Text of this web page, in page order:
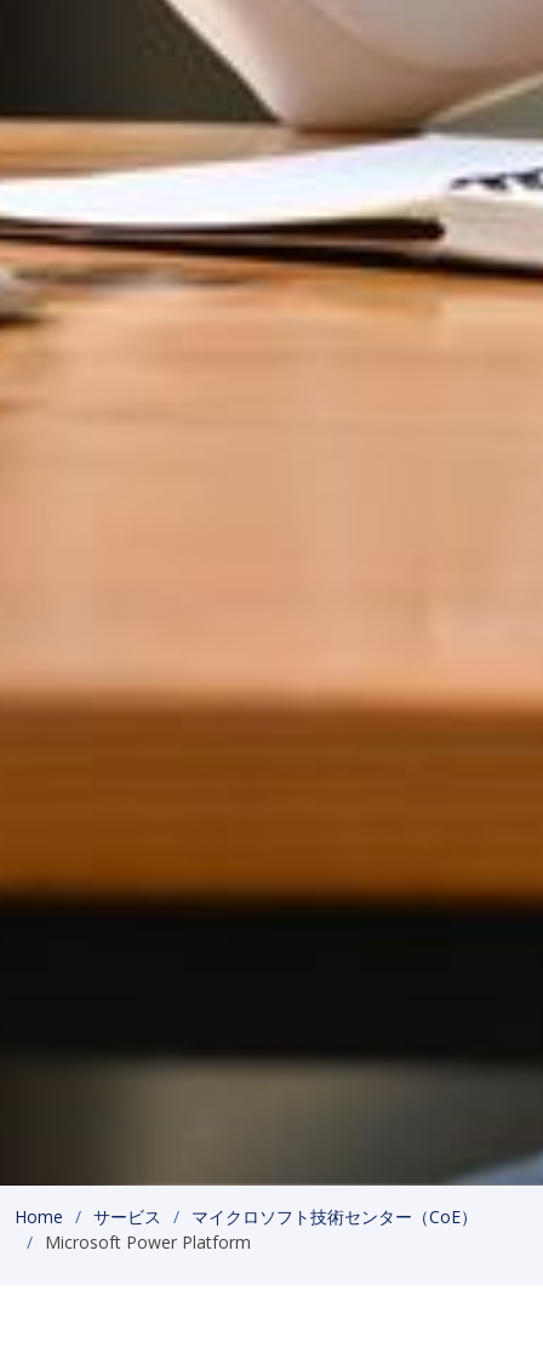
Home サービス
マイクロソフト技術センター（CoE）
Microsoft Power Platform